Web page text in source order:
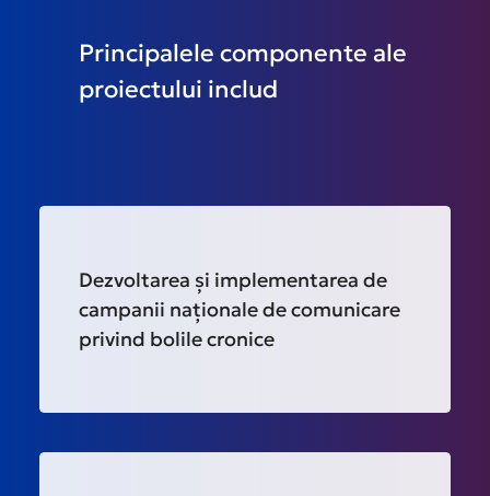
Principalele componente ale
proiectului includ
Dezvoltarea și implementarea de
campanii naționale de comunicare
privind bolile cronice